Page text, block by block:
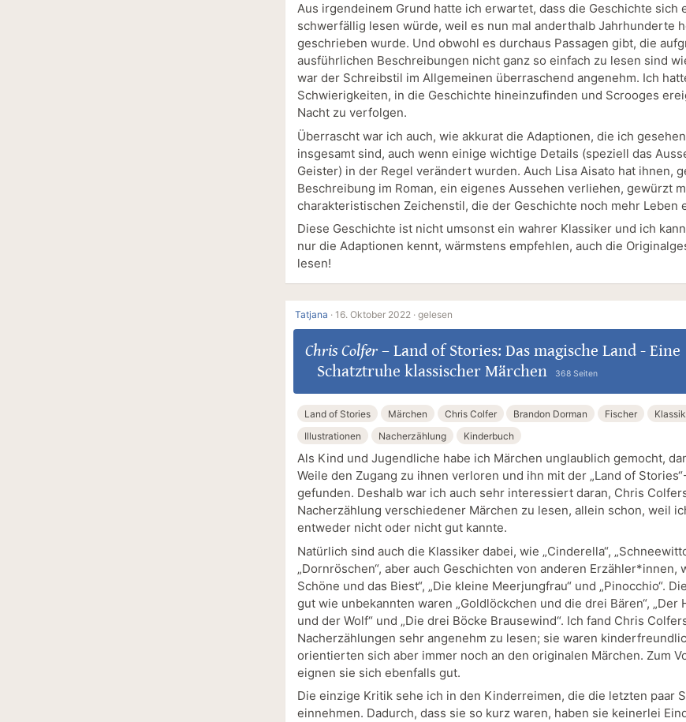
Aus irgendeinem Grund hatte ich erwartet, dass die Geschichte sich
schwerfällig lesen würde, weil es nun mal anderthalb Jahrhunderte
geschrieben wurde. Und obwohl es durchaus Passagen gibt, die
ausführlichen Beschreibungen nicht ganz so einfach zu lesen sind
war der Schreibstil im Allgemeinen überraschend angenehm. Ich
Schwierigkeiten, in die Geschichte hineinzufinden und Scrooges
Nacht zu verfolgen.
Überrascht war ich auch, wie akkurat die Adaptionen, die ich
insgesamt sind, auch wenn einige wichtige Details (speziell das
Geister) in der Regel verändert wurden. Auch Lisa Aisato hat ihnen,
Beschreibung im Roman, ein eigenes Aussehen verliehen, gewürzt
charakteristischen Zeichenstil, die der Geschichte noch mehr Leben
Diese Geschichte ist nicht umsonst ein wahrer Klassiker und ich
nur die Adaptionen kennt, wärmstens empfehlen, auch die
lesen!
Tatjana · 16. Oktober 2022 · gelesen
Chris Colfer– Land of Stories: Das magische Land - Eine
Schatztruhe klassischer Märchen
368 Seiten
Land of Stories Märchen Chris Colfer Brandon Dorman Fischer
Illustrationen
Nacherzählung Kinderbuch
Als Kind und Jugendliche habe ich Märchen unglaublich gemocht,
Weile den Zugang zu ihnen verloren und ihn mit der „Land of
gefunden. Deshalb war ich auch sehr interessiert daran, Chris
Nacherzählung verschiedener Märchen zu lesen, allein schon, weil
entweder nicht oder nicht gut kannte.
Natürlich sind auch die Klassiker dabei, wie „Cinderella“,
„Dornröschen“, aber auch Geschichten von anderen Erzähler*innen,
Schöne und das Biest“, „Die kleine Meerjungfrau“ und „Pinocchio“.
gut wie unbekannten waren „Goldlöckchen und die drei Bären“, „Der
und der Wolf“ und „Die drei Böcke Brausewind“. Ich fand Chris
Nacherzählungen sehr angenehm zu lesen; sie waren
orientierten sich aber immer noch an den originalen Märchen. Zum
eignen sie sich ebenfalls gut.
Die einzige Kritik sehe ich in den Kinderreimen, die die letzten paar
einnehmen. Dadurch, dass sie so kurz waren, haben sie keinerlei